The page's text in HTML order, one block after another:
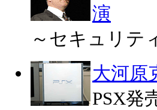
演
～セキュリテ
大河原
PSX発